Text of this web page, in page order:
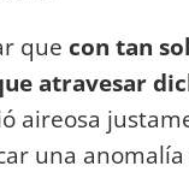
que con tan
atravesar
aireosa
una